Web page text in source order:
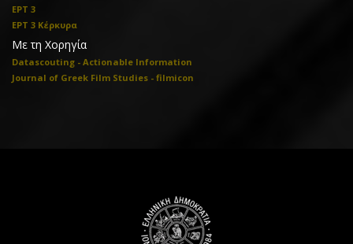
ΕΡΤ 3
ΕΡΤ 3 Κέρκυρα
Με τη Χορηγία
Datascouting - Actionable Information
Journal of Greek Film Studies - filmicon